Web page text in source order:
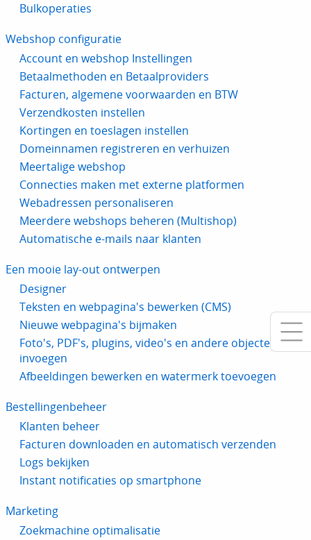
Bulkoperaties
Webshop configuratie
Account en webshop Instellingen
Betaalmethoden en Betaalproviders
Facturen, algemene voorwaarden en BTW
Verzendkosten instellen
Kortingen en toeslagen instellen
Domeinnamen registreren en verhuizen
Meertalige webshop
Connecties maken met externe platformen
Webadressen personaliseren
Meerdere webshops beheren (Multishop)
Automatische e-mails naar klanten
Een mooie lay-out ontwerpen
Designer
Teksten en webpagina's bewerken (CMS)
Nieuwe webpagina's bijmaken
Foto's, PDF's, plugins, video's en andere objecten
invoegen
Afbeeldingen bewerken en watermerk toevoegen
Bestellingenbeheer
Klanten beheer
Facturen downloaden en automatisch verzenden
Logs bekijken
Instant notificaties op smartphone
Marketing
Zoekmachine optimalisatie